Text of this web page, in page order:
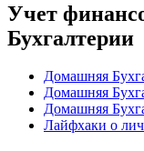
Учет
Бухгалтерии
Домашняя
Домашняя
Домашняя
Лайфхаки о